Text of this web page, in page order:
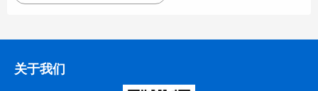
关于我们